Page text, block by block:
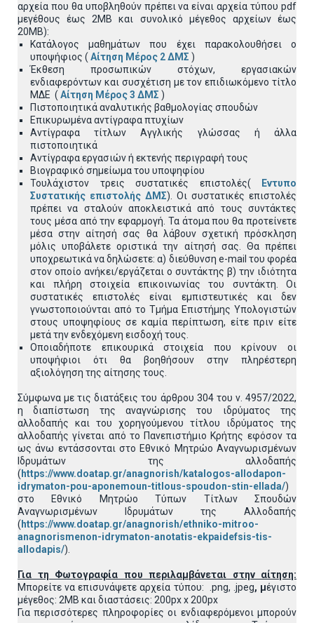
αρχεία που θα υποβληθούν πρέπει να είναι αρχεία τύπου pdf
μεγέθους έως 2ΜΒ και συνολικό μέγεθος αρχείων έως
20ΜΒ):
Κατάλογος μαθημάτων που έχει παρακολουθήσει ο
υποψήφιος ( Αίτηση Μέρος 2 ΔΜΣ )
Έκθεση προσωπικών στόχων, εργασιακών
ενδιαφερόντων και συσχέτιση με τον επιδιωκόμενο τίτλο
ΜΔΕ ( Αίτηση Μέρος 3 ΔΜΣ )
Πιστοποιητικά αναλυτικής βαθμολογίας σπουδών
Επικυρωμένα αντίγραφα πτυχίων
Αντίγραφα τίτλων Αγγλικής γλώσσας ή άλλα
πιστοποιητικά
Αντίγραφα εργασιών ή εκτενής περιγραφή τους
Βιογραφικό σημείωμα του υποψηφίου
Τουλάχιστον τρεις συστατικές επιστολές(
Εντυπο
Συστατικής επιστολής ΔΜΣ). Οι συστατικές επιστολές
πρέπει να σταλούν αποκλειστικά από τους συντάκτες
τους μέσα από την εφαρμογή. Τα άτομα που θα προτείνετε
μέσα στην αίτησή σας θα λάβουν σχετική πρόσκληση
μόλις υποβάλετε οριστικά την αίτησή σας. Θα πρέπει
υποχρεωτικά να δηλώσετε: α) διεύθυνση e-mail του φορέα
στον οποίο ανήκει/εργάζεται ο συντάκτης β) την ιδιότητα
και πλήρη στοιχεία επικοινωνίας του συντάκτη. Οι
συστατικές επιστολές είναι εμπιστευτικές και δεν
γνωστοποιούνται από το Τμήμα Επιστήμης Υπολογιστών
στους υποψηφίους σε καμία περίπτωση, είτε πριν είτε
μετά την ενδεχόμενη εισδοχή τους.
Οποιαδήποτε επικουρικά στοιχεία που κρίνουν οι
υποψήφιοι ότι θα βοηθήσουν στην πληρέστερη
αξιολόγηση της αίτησης τους.
Σύμφωνα με τις διατάξεις του άρθρου 304 του ν. 4957/2022,
η διαπίστωση της αναγνώρισης του ιδρύματος της
αλλοδαπής και του χορηγούμενου τίτλου ιδρύματος της
αλλοδαπής γίνεται από το Πανεπιστήμιο Κρήτης εφόσον τα
ως άνω εντάσσονται στο Εθνικό Μητρώο Αναγνωρισμένων
Ιδρυμάτων της αλλοδαπής
( https://www.doatap.gr/anagnorish/katalogos-allodapon-
idrymaton-pou-aponemoun-titlous-spoudon-stin-ellada/)
στο Εθνικό Μητρώο Τύπων Τίτλων Σπουδών
Αναγνωρισμένων Ιδρυμάτων της Αλλοδαπής
( https://www.doatap.gr/anagnorish/ethniko-mitroo-
anagnorismenon-idrymaton-anotatis-ekpaidefsis-tis-
allodapis/).
Για τη Φωτογραφία που περιλαμβάνεται στην αίτηση:
Μπορείτε να επισυνάψετε αρχεία τύπου: .png, .jpeg, μέγιστο
μέγεθος: 2MB και διαστάσεις: 200px x 200px
Για περισσότερες πληροφορίες οι ενδιαφερόμενοι μπορούν